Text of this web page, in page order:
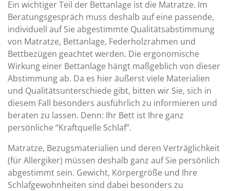
Ein wichtiger Teil der Bettanlage ist die Matratze. Im
Beratungsgespräch muss deshalb auf eine passende,
individuell auf Sie abgestimmte Qualitätsabstimmung
von Matratze, Bettanlage, Federholzrahmen und
Bettbezügen geachtet werden. Die ergonomische
Wirkung einer Bettanlage hängt maßgeblich von dieser
Abstimmung ab. Da es hier äußerst viele Materialien
und Qualitätsunterschiede gibt, bitten wir Sie, sich in
diesem Fall besonders ausführlich zu informieren und
beraten zu lassen. Denn: Ihr Bett ist Ihre ganz
persönliche “Kraftquelle Schlaf”.
Matratze, Bezugsmaterialien und deren Verträglichkeit
(für Allergiker) müssen deshalb ganz auf Sie persönlich
abgestimmt sein. Gewicht, Körpergröße und Ihre
Schlafgewohnheiten sind dabei besonders zu